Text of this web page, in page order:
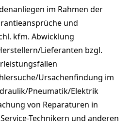
im Rahmen der
und
kfm. Abwicklung
Lieferanten bzgl.
Ursachenfindung im
Pneumatik/Elektrik
von Reparaturen in
Technikern und anderen